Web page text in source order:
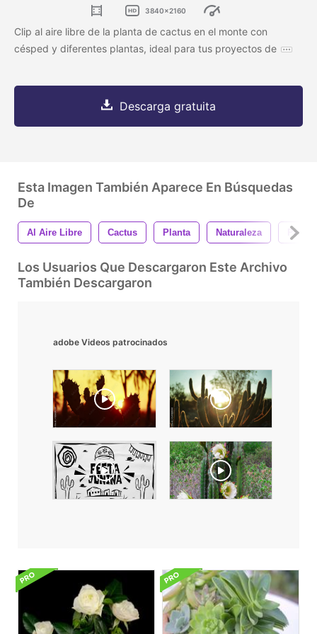
3840x2160
Clip al aire libre de la planta de cactus en el monte con
césped y diferentes plantas, ideal para tus proyectos de
Descarga gratuita
Esta Imagen También Aparece En Búsquedas
De
Al Aire Libre Cactus Planta Naturaleza
Los Usuarios Que Descargaron Este Archivo
También Descargaron
adobe Videos patrocinados